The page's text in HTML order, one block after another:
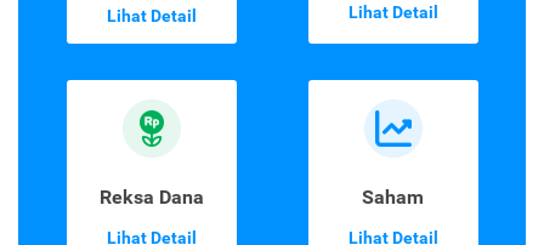
Lihat Detail Lihat Detail
Reksa Dana
Lihat Detail
Saham
Lihat Detail